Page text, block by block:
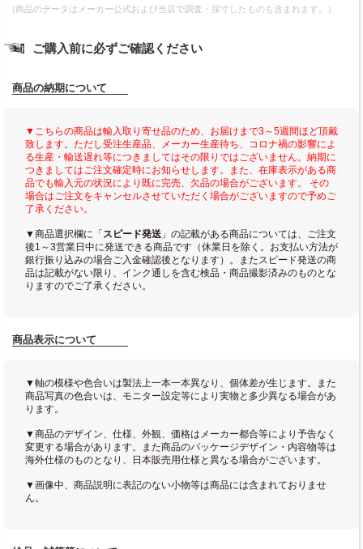
(商品のデータはメーカー公式および当店で調査・採寸したものも含まれます。）
ご購入前に必ずご確認ください
商品の納期について
▼こちらの商品は輸入取り寄せ品のため、お届けまで3～5週間ほど頂戴
致します。ただし受注生産品、メーカー生産待ち、コロナ禍の影響によ
る生産・輸送遅れ等につきましてはその限りではございません。納期に
つきましてはご注文確定時にお知らせします。また、在庫表示がある商
品でも輸入元の状況により既に完売、欠品の場合がございます。 その
場合はご注文をキャンセルさせていただく場合がございますので予めご
了承ください。
▼商品選択欄に「スピード発送 」の記載がある商品については、ご注文
後1～3営業日中に発送できる商品です（休業日を除く。お支払い方法が
銀行振り込みの場合ご入金確認後となります）。またスピード発送の商
品は記載がない限り、インク通しを含む検品・商品撮影済みのものとな
りますのでご了承ください。
商品表示について
▼軸の模様や色合いは製法上一本一本異なり、個体差が生じます。また
商品写真の色合いは、モニター設定等により実物と多少異なる場合があ
ります。
▼商品のデザイン、仕様、外観、価格はメーカー都合等により予告なく
変更する場合があります。また商品のパッケージデザイン・内容物等は
海外仕様のものとなり、日本販売用仕様と異なる場合がございます。
▼画像中、商品説明に表記のない小物等は商品には含まれておりませ
ん。